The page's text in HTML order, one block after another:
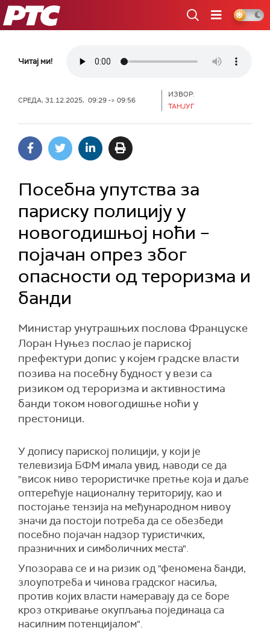
РТС
Читај ми!
СРЕДА, 31.12.2025, 09:29 -> 09:56
ИЗВОР:
ТАНЈУГ
Посебна упутства за
париску полицију у
новогодишњој ноћи –
појачан опрез због
опасности од тероризма и
банди
Министар унутрашњих послова Француске
Лоран Нуњез послао је париској
префектури допис у којем градске власти
позива на посебну будност у вези са
ризиком од тероризма и активностима
банди током новогодишње ноћи у
престоници.
У допису париској полицији, у који је
телевизија БФМ имала увид, наводи се да
"висок ниво терористичке претње која и даље
оптерећује националну територију, као и
постојање тензија на међународном нивоу
значи да постоји потреба да се обезбеди
посебно појачан надзор туристичких,
празничних и симболичних места".
Упозорава се и на ризик од "феномена банди,
злоупотреба и чинова градског насиља,
против којих власти намеравају да се боре
кроз откривање окупљања појединаца са
насилним потенцијалом".